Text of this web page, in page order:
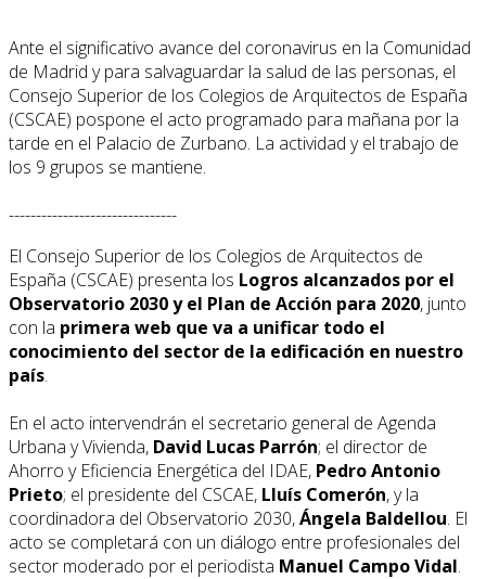
Ante el significativo avance del coronavirus en la Comunidad
de Madrid y para salvaguardar la salud de las personas, el
Consejo Superior de los Colegios de Arquitectos de España
(CSCAE) pospone el acto programado para mañana por la
tarde en el Palacio de Zurbano. La actividad y el trabajo de
los 9 grupos se mantiene.
-------------------------------
El Consejo Superior de los Colegios de Arquitectos de
España (CSCAE) presenta los Logros alcanzados por el
Observatorio 2030 y el Plan de Acción para 2020, junto
con la primera web que va a unificar todo el
conocimiento del sector de la edificación en nuestro
país.
En el acto intervendrán el secretario general de Agenda
Urbana y Vivienda, David Lucas Parrón; el director de
Ahorro y Eficiencia Energética del IDAE, Pedro Antonio
Prieto; el presidente del CSCAE, Lluís Comerón, y la
coordinadora del Observatorio 2030,Ángela Baldellou. El
acto se completará con un diálogo entre profesionales del
sector moderado por el periodista Manuel Campo Vidal.